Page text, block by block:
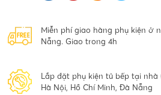
Miễn phí giao hàng phụ kiện ở
Nẵng. Giao trong 4h
Lắp đặt phụ kiện tủ bếp tại
Hà Nội, Hồ Chí Minh, Đà Nẵng